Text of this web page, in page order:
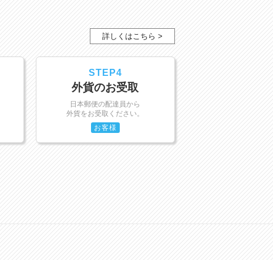
詳しくはこちら >
STEP4
外貨のお受取
日本郵便の配達員から
外貨をお受取ください。
お客様